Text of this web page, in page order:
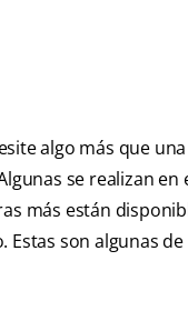
algo más que
se realizan
más están
son algunas